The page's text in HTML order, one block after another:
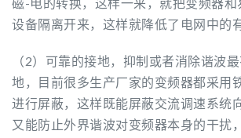
设备隔离开来，这样就降低了电网中的
（2）可靠的接地，抑制或者消除谐波
地，目前很多生产厂家的变频器都采用
进行屏蔽，这样既能屏蔽交流调速系统
又能防止外界谐波对变频器本身的干扰